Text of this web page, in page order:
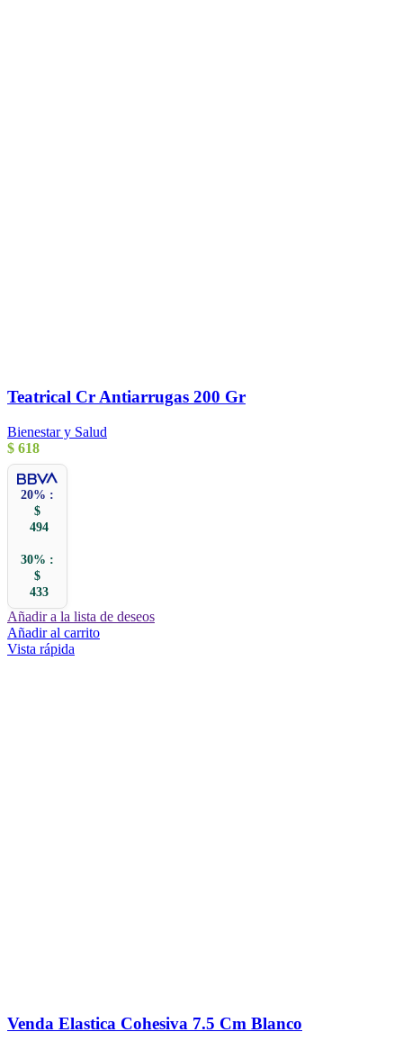
Teatrical Cr Antiarrugas 200 Gr
Bienestar y Salud
$ 618
20% :
$
494
30% :
$
433
Añadir a la lista de deseos
Añadir al carrito
Vista rápida
Venda Elastica Cohesiva 7.5 Cm Blanco